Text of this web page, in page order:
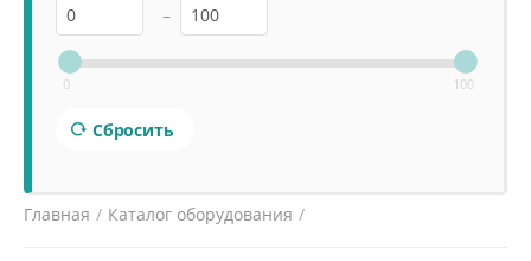
–
0 100
Сбросить
Главная / Каталог оборудования /